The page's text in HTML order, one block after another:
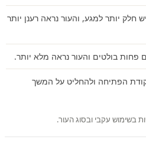
חלק יותר למגע, והעור נראה רענן יותר
פחות בולטים והעור נראה מלא יותר.
הפתיחה ולהחליט על המשך
בשימוש עקבי ובסוג העור.